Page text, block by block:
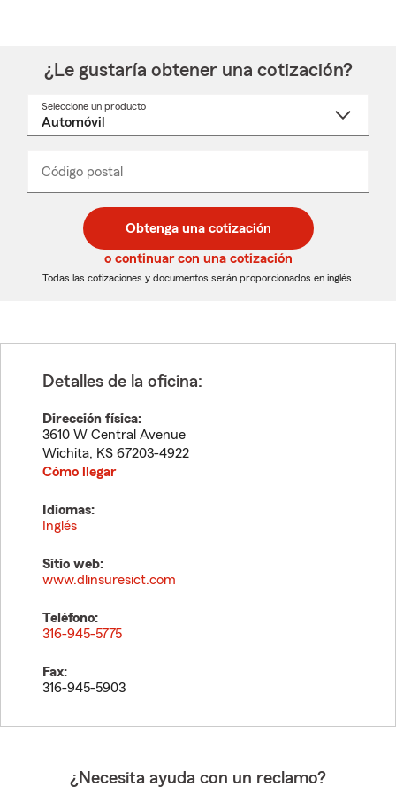
¿Le gustaría obtener una cotización?
Seleccione un producto
desplegable
Código postal
de
5
dígitos
de
5
dígitos
_____
Obtenga una cotización
o continuar con una cotización
Todas las cotizaciones y documentos serán proporcionados en inglés.
Detalles de la oficina:
Dirección física:
3610 W Central Avenue
Wichita, KS 67203-4922
Cómo llegar
Idiomas:
Inglés
Sitio web:
www.dlinsuresict.com
Teléfono:
316-945-5775
Fax:
316-945-5903
¿Necesita ayuda con un reclamo?